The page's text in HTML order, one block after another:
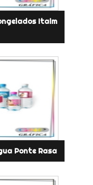
Itaim
Ponte Rasa